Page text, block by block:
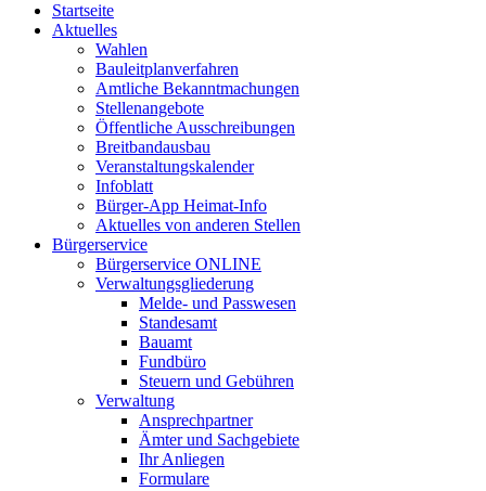
Startseite
Aktuelles
Wahlen
Bauleitplanverfahren
Amtliche Bekanntmachungen
Stellenangebote
Öffentliche Ausschreibungen
Breitbandausbau
Veranstaltungskalender
Infoblatt
Bürger-App Heimat-Info
Aktuelles von anderen Stellen
Bürgerservice
Bürgerservice ONLINE
Verwaltungsgliederung
Melde- und Passwesen
Standesamt
Bauamt
Fundbüro
Steuern und Gebühren
Verwaltung
Ansprechpartner
Ämter und Sachgebiete
Ihr Anliegen
Formulare